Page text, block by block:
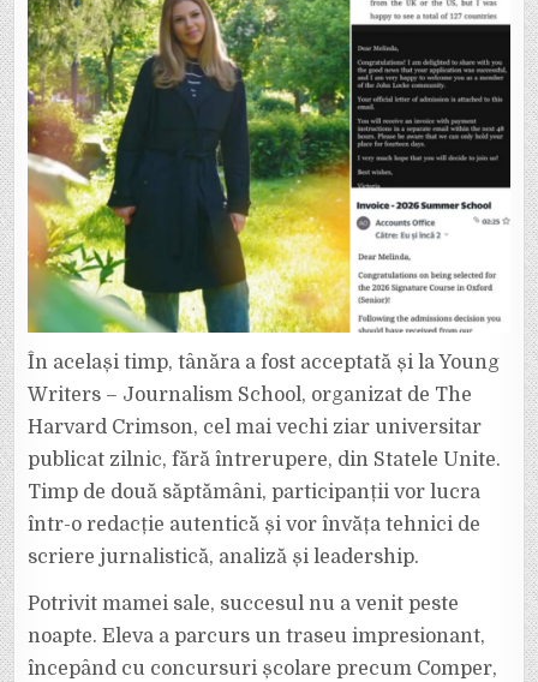
În același timp, tânăra a fost acceptată și la Young
Writers – Journalism School, organizat de The
Harvard Crimson, cel mai vechi ziar universitar
publicat zilnic, fără întrerupere, din Statele Unite.
Timp de două săptămâni, participanții vor lucra
într-o redacție autentică și vor învăța tehnici de
scriere jurnalistică, analiză și leadership.
Potrivit mamei sale, succesul nu a venit peste
noapte. Eleva a parcurs un traseu impresionant,
începând cu concursuri școlare precum Comper,